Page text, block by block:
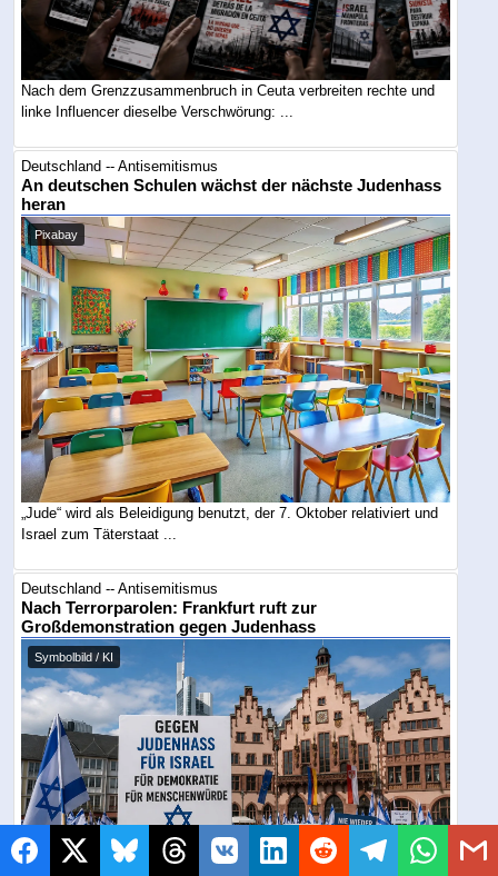
Nach dem Grenzzusammenbruch in Ceuta verbreiten rechte und
linke Influencer dieselbe Verschwörung: ...
Deutschland -- Antisemitismus
An deutschen Schulen wächst der nächste Judenhass
heran
Pixabay
„Jude“ wird als Beleidigung benutzt, der 7. Oktober relativiert und
Israel zum Täterstaat ...
Deutschland -- Antisemitismus
Nach Terrorparolen: Frankfurt ruft zur
Großdemonstration gegen Judenhass
Symbolbild / KI